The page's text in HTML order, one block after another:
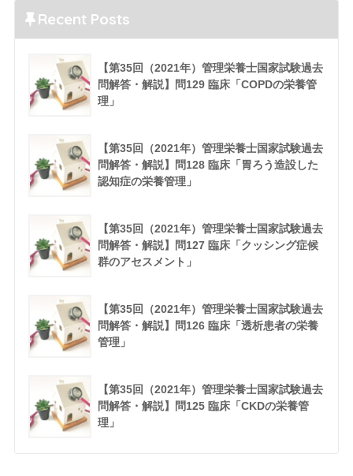
Recent Posts
【第35回（2021年）管理栄養士国家試験過去
問解答・解説】問129 臨床「COPDの栄養管
理」
【第35回（2021年）管理栄養士国家試験過去
問解答・解説】問128 臨床「胃ろう造設した
認知症の栄養管理」
【第35回（2021年）管理栄養士国家試験過去
問解答・解説】問127 臨床「クッシング症候
群のアセスメント」
【第35回（2021年）管理栄養士国家試験過去
問解答・解説】問126 臨床「透析患者の栄養
管理」
【第35回（2021年）管理栄養士国家試験過去
問解答・解説】問125 臨床「CKDの栄養管
理」